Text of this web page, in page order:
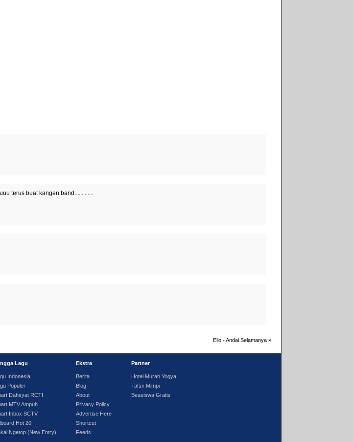
terus buat kangen band.............
Ello - Andai Selamanya »
Lagu
Indonesia
Populer
Dahsyat RCTI
MTV Ampuh
Inbox SCTV
Hot 20
Ngetop (New Entry)
Ekstra
Berita
Blog
About
Privacy Policy
Advertise Here
Shortcut
Feeds
Partner
Hotel Murah Yogya
Tafsir Mimpi
Beasiswa Gratis